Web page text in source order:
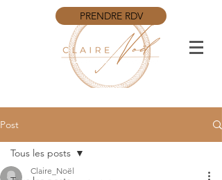
PRENDRE RDV
Post
Tous les posts
Claire_Noël